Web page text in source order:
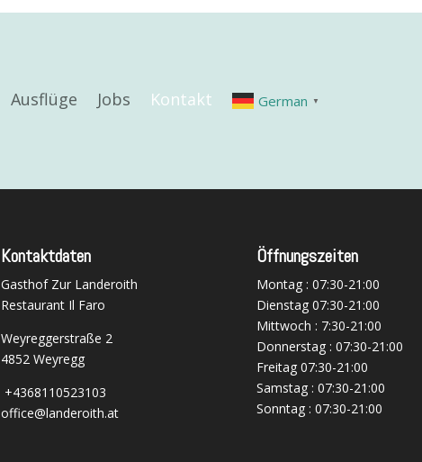
Ausflüge Jobs Kontakt German ▼
Kontaktdaten
Gasthof Zur Landeroith
Restaurant Il Faro
Weyreggerstraße 2
4852 Weyregg
+4368110523103
office@landeroith.at
Öffnungszeiten
Montag : 07:30-21:00
Dienstag 07:30-21:00
Mittwoch : 7:30-21:00
Donnerstag : 07:30-21:00
Freitag 07:30-21:00
Samstag : 07:30-21:00
Sonntag : 07:30-21:00